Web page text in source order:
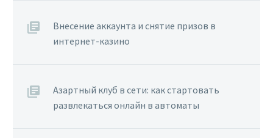
Внесение аккаунта и снятие призов в
интернет-казино
Азартный клуб в сети: как стартовать
развлекаться онлайн в автоматы